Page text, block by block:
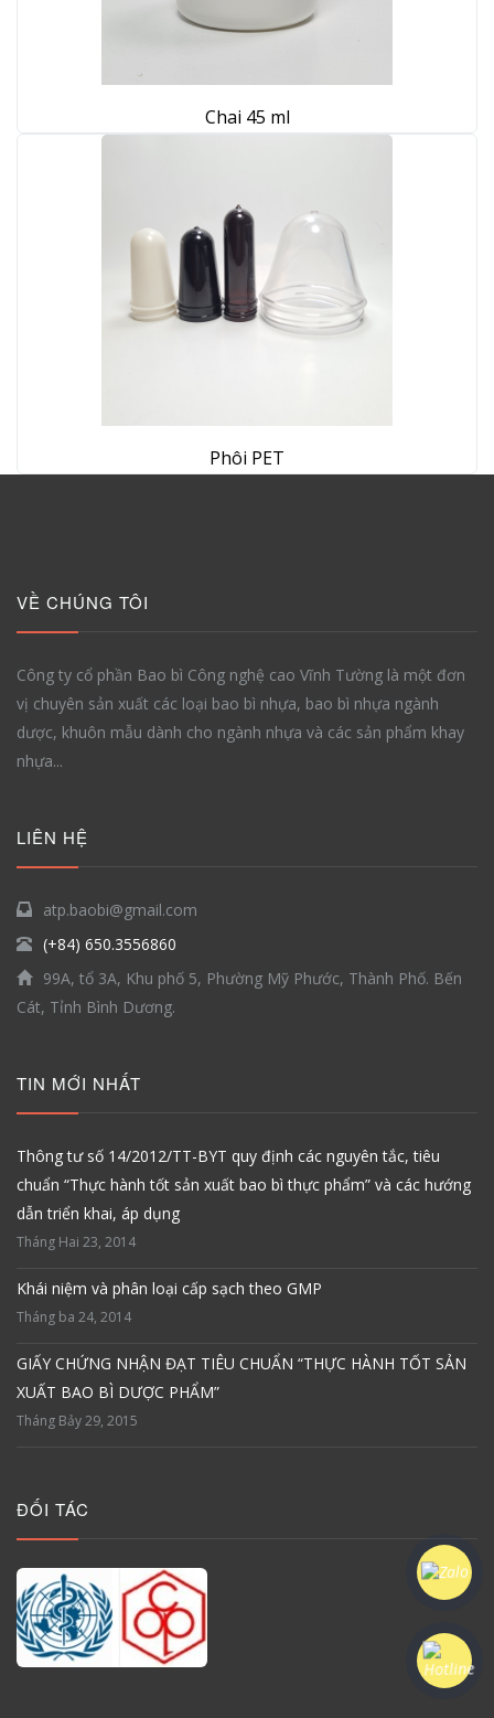
Chai 45 ml
Phôi PET
VỀ CHÚNG TÔI
Công ty cổ phần Bao bì Công nghệ cao Vĩnh Tường là một đơn
vị chuyên sản xuất các loại bao bì nhựa, bao bì nhựa ngành
dược, khuôn mẫu dành cho ngành nhựa và các sản phẩm khay
nhựa...
LIÊN HỆ
atp.baobi@gmail.com
(+84) 650.3556860
99A, tổ 3A, Khu phố 5, Phường Mỹ Phước, Thành Phố. Bến
Cát, Tỉnh Bình Dương.
TIN MỚI NHẤT
Thông tư số 14/2012/TT-BYT quy định các nguyên tắc, tiêu
chuẩn “Thực hành tốt sản xuất bao bì thực phẩm” và các hướng
dẫn triển khai, áp dụng
Tháng Hai 23, 2014
Khái niệm và phân loại cấp sạch theo GMP
Tháng ba 24, 2014
GIẤY CHỨNG NHẬN ĐẠT TIÊU CHUẨN “THỰC HÀNH TỐT SẢN
XUẤT BAO BÌ DƯỢC PHẨM”
Tháng Bảy 29, 2015
ĐỐI TÁC